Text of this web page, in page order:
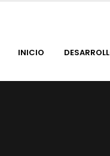
INICIO